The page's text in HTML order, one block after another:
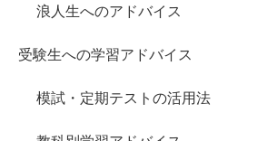
浪人生へのアドバイス
受験生への学習アドバイス
模試・定期テストの活用法